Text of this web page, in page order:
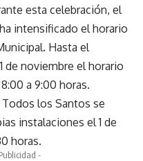
esta celebración, el
intensificado el horario
Hasta el
de noviembre el horario
a 9:00 horas.
los Santos se
instalaciones el 1 de
horas.
-